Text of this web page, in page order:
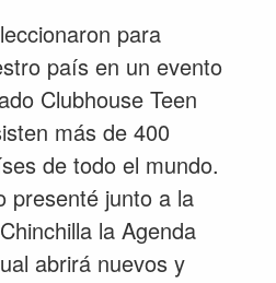
para
país en un evento
Clubhouse Teen
más de 400
de todo el mundo.
presenté junto a la
la Agenda
abrirá nuevos y